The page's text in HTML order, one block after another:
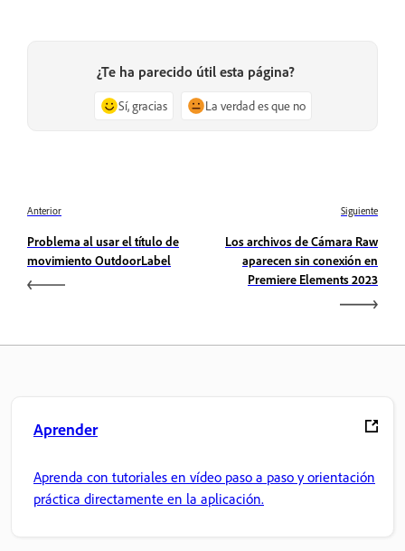
¿Te ha parecido útil esta página?
Sí, gracias La verdad es que no
Anterior
Problema al usar el título de
movimiento OutdoorLabel
Siguiente
Los archivos de Cámara Raw
aparecen sin conexión en
Premiere Elements 2023
Aprender
Aprenda con tutoriales en vídeo paso a paso y orientación
práctica directamente en la aplicación.